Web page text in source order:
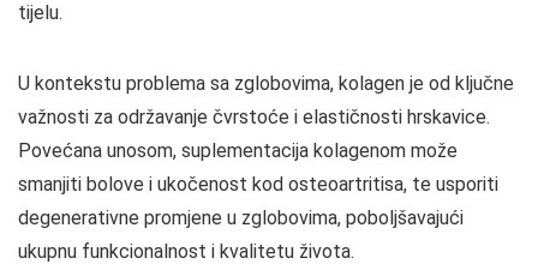
tijelu.
U kontekstu problema sa zglobovima, kolagen je od ključne
važnosti za održavanje čvrstoće i elastičnosti hrskavice.
Povećana unosom, suplementacija kolagenom može
smanjiti bolove i ukočenost kod osteoartritisa, te usporiti
degenerativne promjene u zglobovima, poboljšavajući
ukupnu funkcionalnost i kvalitetu života.